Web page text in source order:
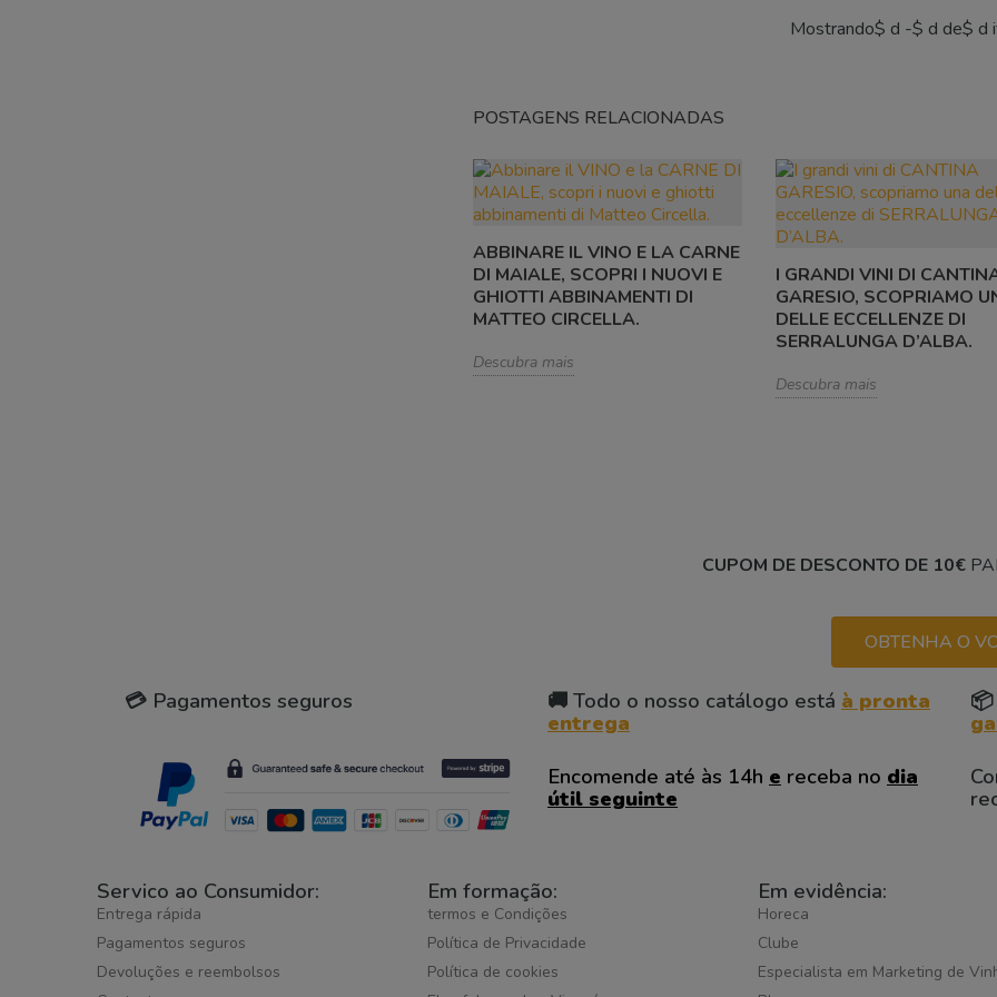
Mostrando$ d -$ d de$ d
POSTAGENS RELACIONADAS
ABBINARE IL VINO E LA CARNE
DI MAIALE, SCOPRI I NUOVI E
GHIOTTI ABBINAMENTI DI
MATTEO CIRCELLA.
Descubra mais
I GRANDI VINI DI
GARESIO, SCOPRIAMO
DELLE ECCELLENZE DI
SERRALUNGA D’ALBA.
Descubra mais
CUPOM DE DESCONTO DE 10€
OBTENHA O
💳 Pagamentos seguros 🚚 Todo o nosso catálogo está à pronta
entrega
Encomende até às 14h e receba no dia
útil seguinte
Servico ao Consumidor:
Entrega rápida
Pagamentos seguros
Devoluções e reembolsos
Em formação:
termos e Condições
Política de Privacidade
Política de cookies
Em evidência:
Horeca
Clube
Especialista em Marketing de